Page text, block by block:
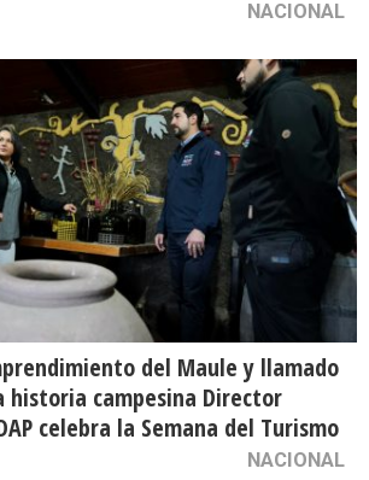
NACIONAL
del Maule y llamado
historia campesina Director
celebra la Semana del Turismo
NACIONAL